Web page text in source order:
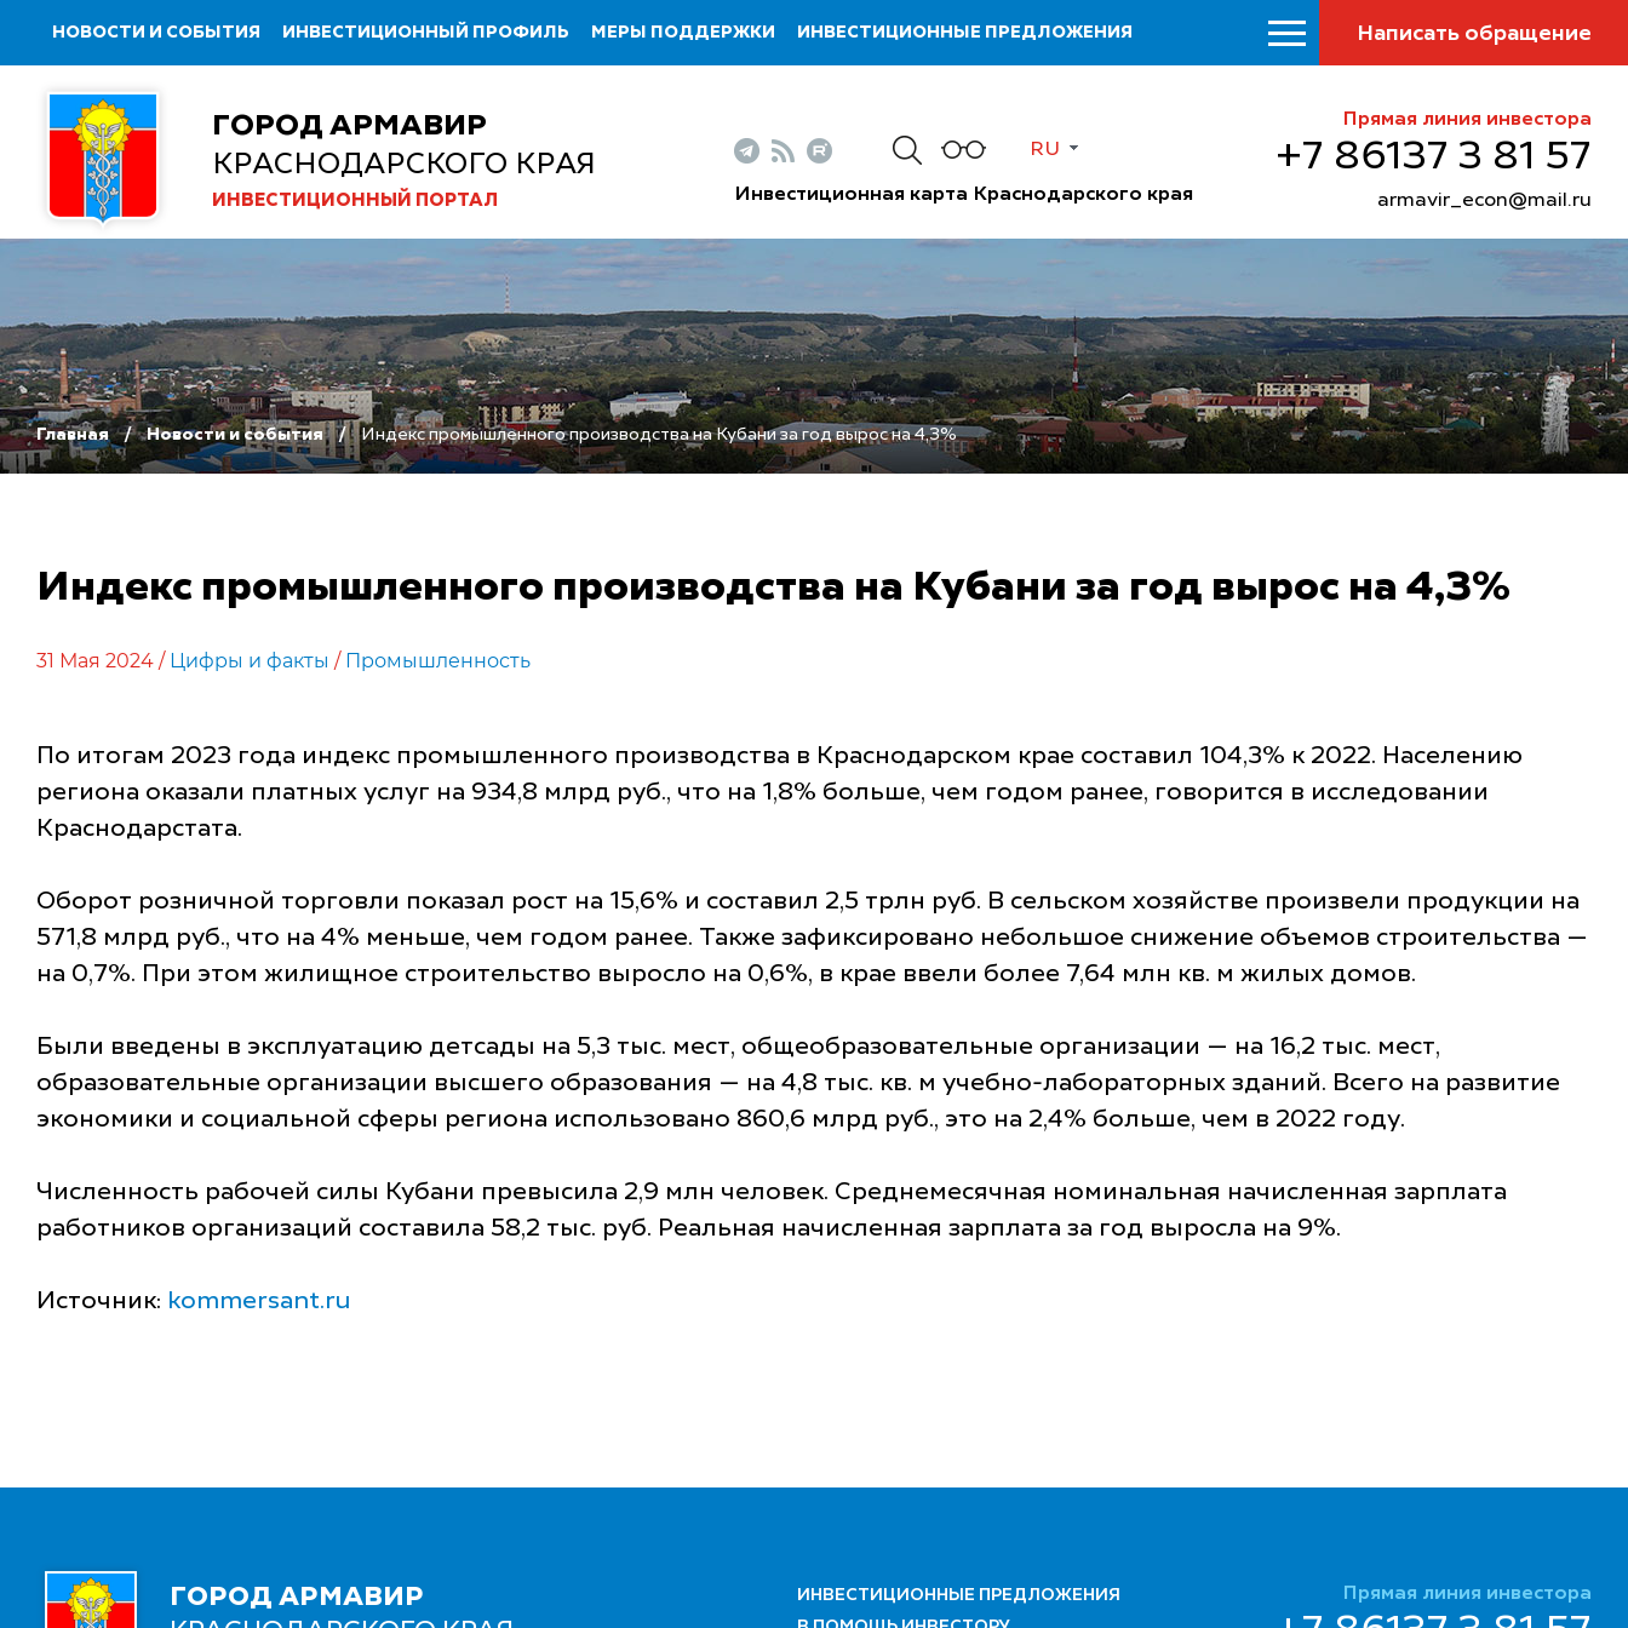
НОВОСТИ И СОБЫТИЯ ИНВЕСТИЦИОННЫЙ ПРОФИЛЬ МЕРЫ ПОДДЕРЖКИ ИНВЕСТИЦИОННЫЕ ПРЕДЛОЖЕНИЯ Написать обращение
ГОРОД АРМАВИР
КРАСНОДАРСКОГО КРАЯ
ИНВЕСТИЦИОННЫЙ ПОРТАЛ
RU
Инвестиционная карта Краснодарского края
Прямая линия инвестора
+7 86137 3 81 57
armavir_econ@mail.ru
Главная Новости и события Индекс промышленного производства на Кубани за год вырос на 4,3%
Индекс промышленного производства на Кубани за год вырос на 4,3%
31 Мая 2024 / Цифры и факты / Промышленность
По итогам 2023 года индекс промышленного производства в Краснодарском крае составил 104,3% к 2022. Населению
региона оказали платных услуг на 934,8 млрд руб., что на 1,8% больше, чем годом ранее, говорится в исследовании
Краснодарстата.
Оборот розничной торговли показал рост на 15,6% и составил 2,5 трлн руб. В сельском хозяйстве произвели продукции на
571,8 млрд руб., что на 4% меньше, чем годом ранее. Также зафиксировано небольшое снижение объемов строительства —
на 0,7%. При этом жилищное строительство выросло на 0,6%, в крае ввели более 7,64 млн кв. м жилых домов.
Были введены в эксплуатацию детсады на 5,3 тыс. мест, общеобразовательные организации — на 16,2 тыс. мест,
образовательные организации высшего образования — на 4,8 тыс. кв. м учебно-лабораторных зданий. Всего на развитие
экономики и социальной сферы региона использовано 860,6 млрд руб., это на 2,4% больше, чем в 2022 году.
Численность рабочей силы Кубани превысила 2,9 млн человек. Среднемесячная номинальная начисленная зарплата
работников организаций составила 58,2 тыс. руб. Реальная начисленная зарплата за год выросла на 9%.
Источник: kommersant.ru
ГОРОД АРМАВИР
ИНВЕСТИЦИОННЫЕ ПРЕДЛОЖЕНИЯ
Прямая линия инвестора